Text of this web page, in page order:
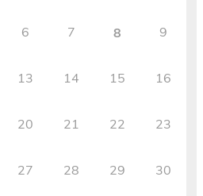
6 7 8 9
13 14 15 16
20 21 22 23
27 28 29 30